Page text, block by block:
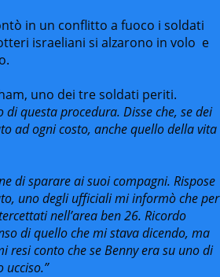
in un conflitto a fuoco i soldati
israeliani si alzarono in volo e
uno dei tre soldati periti.
questa procedura. Disse che, se dei
ad ogni costo, anche quello della vita
di sparare ai suoi compagni. Rispose
uno degli ufficiali mi informò che per
nell’area ben 26. Ricordo
di quello che mi stava dicendo, ma
resi conto che se Benny era su uno di
ucciso.”